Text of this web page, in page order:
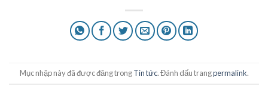
Mục nhập này đã được đăng trongTin tức. Đánh dấu trangpermalink.